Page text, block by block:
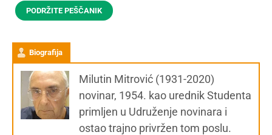
PODRŽITE PEŠČANIK
Biografija
Milutin Mitrović (1931-2020)
novinar, 1954. kao urednik Studenta
primljen u Udruženje novinara i
ostao trajno privržen tom poslu.